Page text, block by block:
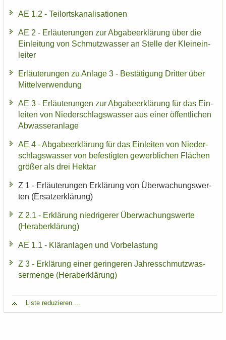
AE 1.2 - Teil­orts­ka­na­li­sa­tio­nen
AE 2 - Er­läu­te­run­gen zur Ab­ga­be­er­klä­rung über die
Ein­lei­tung von Schmutz­was­ser an Stel­le der Klein­ein­
lei­ter
Er­läu­te­run­gen zu An­la­ge 3 - Be­stä­ti­gung Drit­ter über
Mit­tel­ver­wen­dung
AE 3 - Er­läu­te­run­gen zur Ab­ga­be­er­klä­rung für das Ein­
lei­ten von Nie­der­schlags­was­ser aus einer öf­fent­li­chen
Ab­was­ser­an­la­ge
AE 4 - Ab­ga­be­er­klä­rung für das Ein­lei­ten von Nie­der­
schlags­was­ser von be­fes­tig­ten ge­werb­li­chen Flä­chen
grö­ßer als drei Hekt­ar
Z 1 - Er­läu­te­run­gen Er­klä­rung von Über­wa­chungs­wer­
ten (Er­satz­er­klä­rung)
Z 2.1 - Er­klä­rung nied­ri­ge­rer Über­wa­chungs­wer­te
(Herab­erklä­rung)
AE 1.1 - Klär­an­la­gen und Vor­be­las­tung
Z 3 - Er­klä­rung einer ge­rin­ge­ren Jah­res­schmutz­was­
ser­men­ge (Herab­erklä­rung)
Liste re­du­zie­ren ...